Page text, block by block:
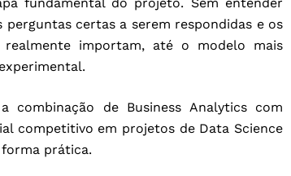
certas a serem respondidas e os
realmente importam, até o modelo mais
de Business Analytics com
competitivo em projetos de Data Science
prática.